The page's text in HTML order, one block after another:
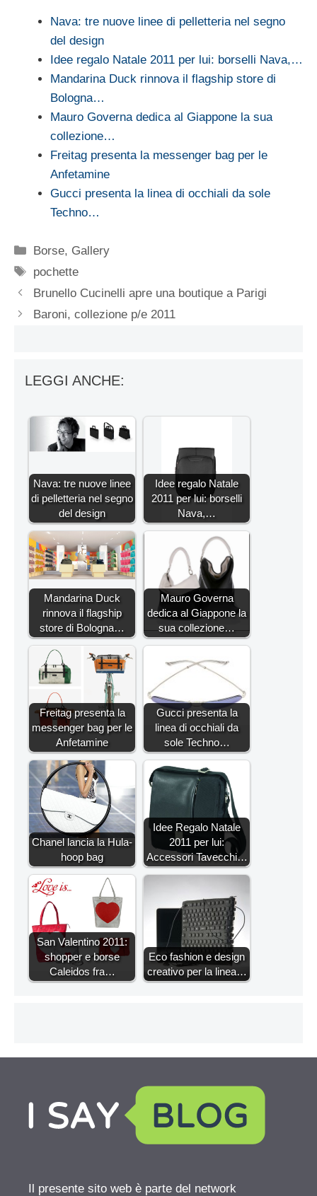
Nava: tre nuove linee di pelletteria nel segno
del design
Idee regalo Natale 2011 per lui: borselli Nava,…
Mandarina Duck rinnova il flagship store di
Bologna…
Mauro Governa dedica al Giappone la sua
collezione…
Freitag presenta la messenger bag per le
Anfetamine
Gucci presenta la linea di occhiali da sole
Techno…
Categorie
Borse, Gallery
Tag
pochette
Brunello Cucinelli apre una boutique a Parigi
Baroni, collezione p/e 2011
LEGGI ANCHE:
Nava: tre nuove linee
di pelletteria nel segno
del design
Idee regalo Natale
2011 per lui: borselli
Nava,…
Mandarina Duck
rinnova il flagship
store di Bologna…
Mauro Governa
dedica al Giappone la
sua collezione…
Freitag presenta la
messenger bag per le
Anfetamine
Gucci presenta la
linea di occhiali da
sole Techno…
Chanel lancia la Hula-
hoop bag
Idee Regalo Natale
2011 per lui:
Accessori Tavecchi…
San Valentino 2011:
shopper e borse
Caleidos fra…
Eco fashion e design
creativo per la linea…
Il presente sito web è parte del network